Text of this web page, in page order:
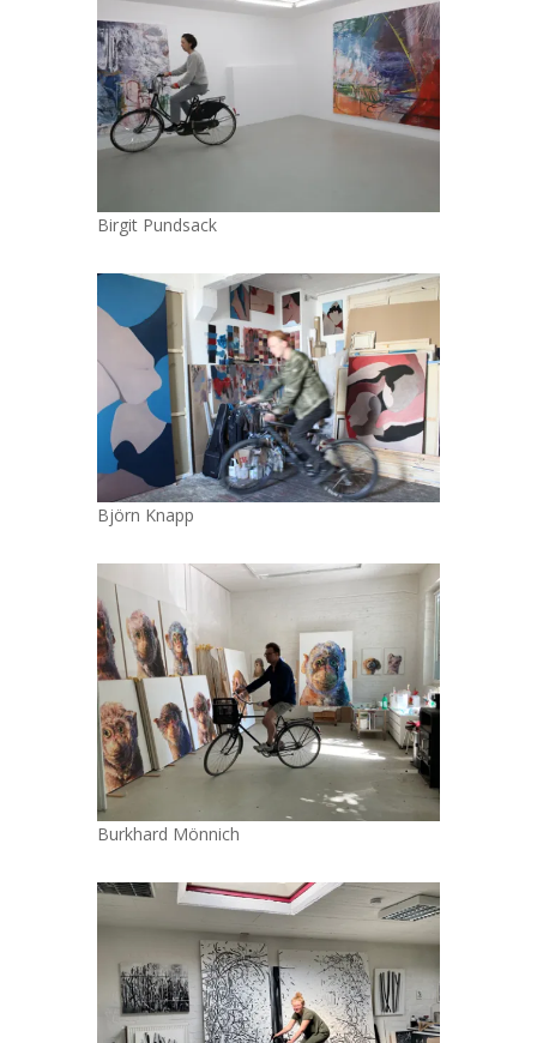
Birgit Pundsack
Björn Knapp
Burkhard Mönnich